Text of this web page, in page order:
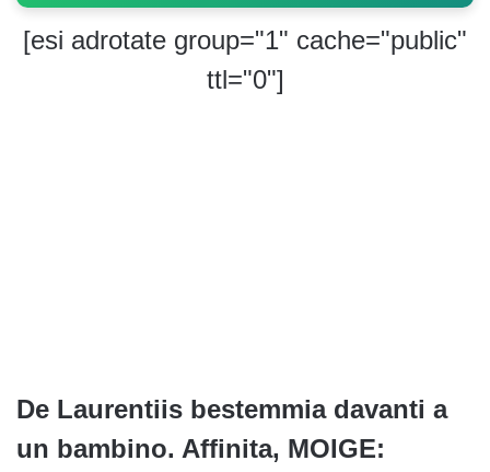
[esi adrotate group="1" cache="public"
ttl="0"]
De Laurentiis bestemmia davanti a
un bambino. Affinita, MOIGE: